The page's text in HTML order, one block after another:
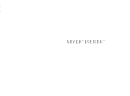
ADVERTISEMENT